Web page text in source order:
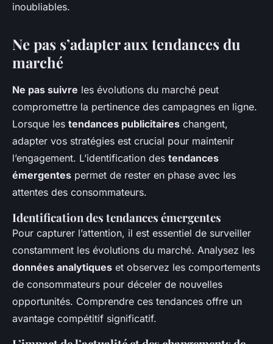
inoubliables.
Ne pas s’adapter aux tendances du
marché
Ne pas suivre les évolutions du marché peut
compromettre la pertinence des campagnes en ligne.
Lorsque les tendances publicitaires changent,
adapter vos stratégies est crucial pour maintenir
l’engagement. L’identification des tendances
émergentes permet de rester en phase avec les
attentes des consommateurs.
Identification des tendances émergentes
Pour capturer l’attention, il est essentiel de surveiller
constamment les évolutions du marché. Analysez les
données analytiques et observez les comportements
de consommateurs pour déceler de nouvelles
opportunités. Comprendre ces tendances offre un
avantage compétitif significatif.